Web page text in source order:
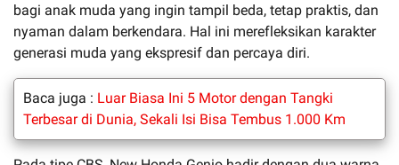
bagi anak muda yang ingin tampil beda, tetap praktis, dan
nyaman dalam berkendara. Hal ini merefleksikan karakter
generasi muda yang ekspresif dan percaya diri.
Baca juga : Luar Biasa Ini 5 Motor dengan Tangki
Terbesar di Dunia, Sekali Isi Bisa Tembus 1.000 Km